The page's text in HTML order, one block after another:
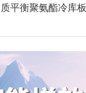
平衡聚氨酯冷库板